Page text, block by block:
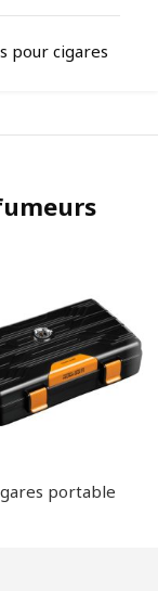
pour cigares
portable